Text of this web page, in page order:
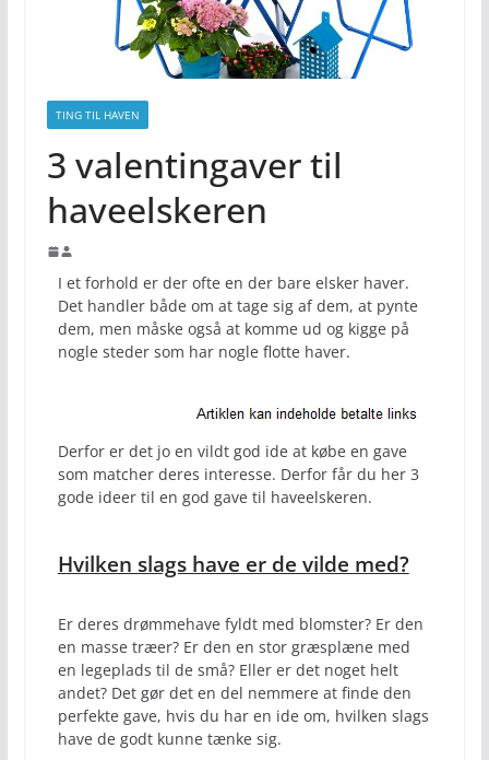
TING TIL HAVEN
3 valentingaver til
haveelskeren
I et forhold er der ofte en der bare elsker haver.
Det handler både om at tage sig af dem, at pynte
dem, men måske også at komme ud og kigge på
nogle steder som har nogle flotte haver.
Derfor er det jo en vildt god ide at købe en gave
som matcher deres interesse. Derfor får du her 3
gode ideer til en god gave til haveelskeren.
Hvilken slags have er de vilde med?
Er deres drømmehave fyldt med blomster? Er den
en masse træer? Er den en stor græsplæne med
en legeplads til de små? Eller er det noget helt
andet? Det gør det en del nemmere at finde den
perfekte gave, hvis du har en ide om, hvilken slags
have de godt kunne tænke sig.